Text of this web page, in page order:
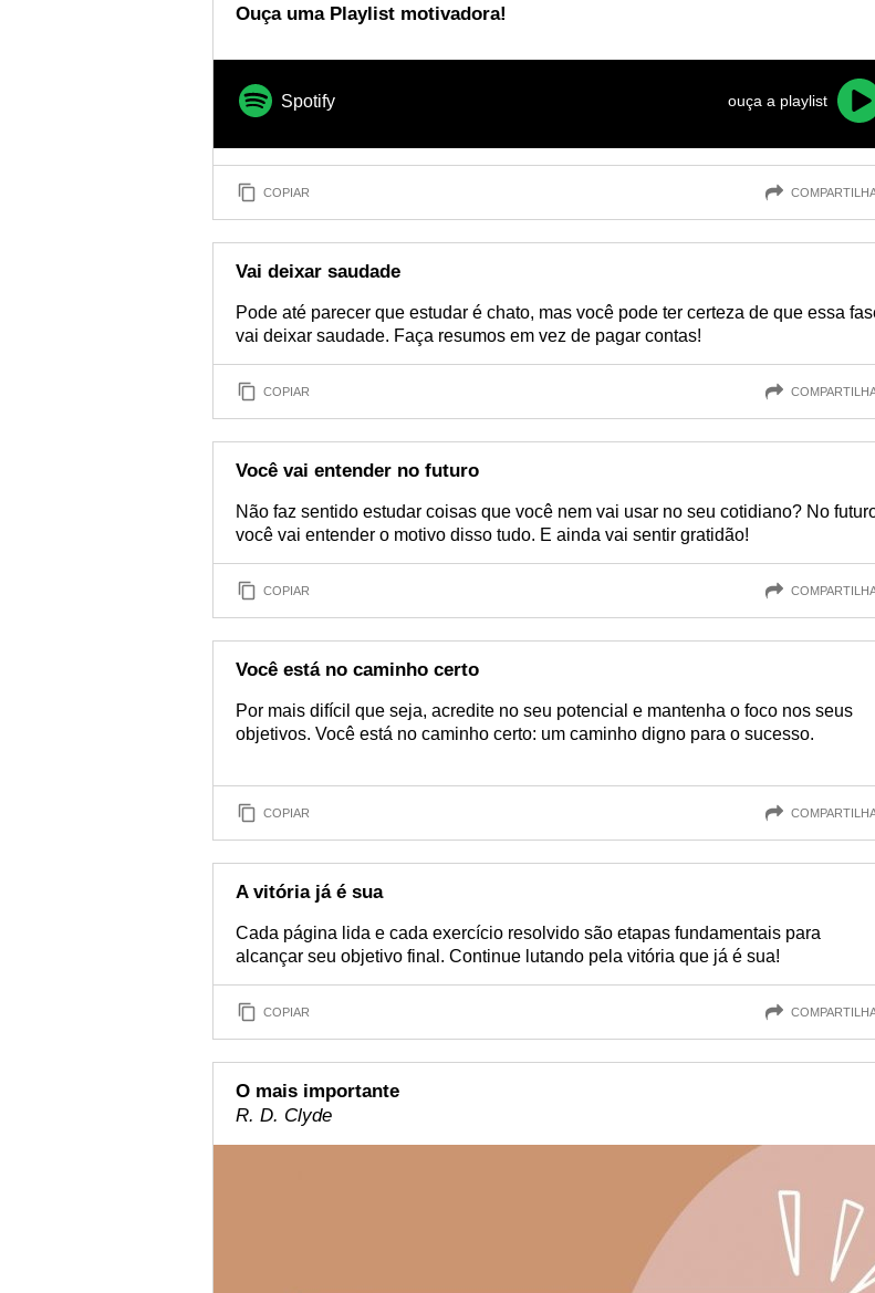
Ouça uma Playlist motivadora!
Spotify ouça a playlist
COPIAR
Vai deixar saudade
Pode até parecer que estudar é chato, mas você pode ter certeza de que essa
vai deixar saudade. Faça resumos em vez de pagar contas!
COPIAR
Você vai entender no futuro
Não faz sentido estudar coisas que você nem vai usar no seu cotidiano? No
você vai entender o motivo disso tudo. E ainda vai sentir gratidão!
COPIAR
Você está no caminho certo
Por mais difícil que seja, acredite no seu potencial e mantenha o foco nos seus
objetivos. Você está no caminho certo: um caminho digno para o sucesso.
COPIAR
A vitória já é sua
Cada página lida e cada exercício resolvido são etapas fundamentais para
alcançar seu objetivo final. Continue lutando pela vitória que já é sua!
COPIAR
O mais importante
R. D. Clyde